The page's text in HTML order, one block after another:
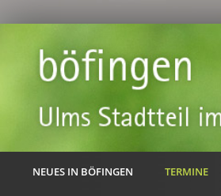
NEUES IN BÖFINGEN TERMINE